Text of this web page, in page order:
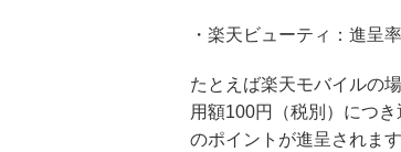
・楽天ビューティ：進呈率
たとえば楽天モバイルの
用額100円（税別）につ
のポイントが進呈されます